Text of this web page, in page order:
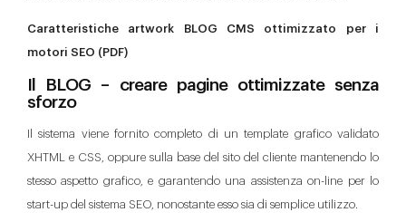
Caratteristiche artwork BLOG CMS ottimizzato per i
motori SEO (PDF)
Il BLOG – creare pagine ottimizzate senza
sforzo
Il sistema viene fornito completo di un template grafico validato
XHTML e CSS, oppure sulla base del sito del cliente mantenendo lo
stesso aspetto grafico, e garantendo una assistenza on-line per lo
start-up del sistema SEO, nonostante esso sia di semplice utilizzo.